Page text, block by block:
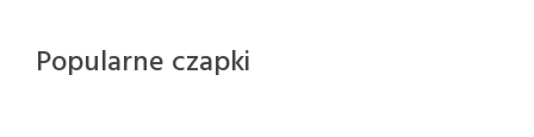
Popularne czapki